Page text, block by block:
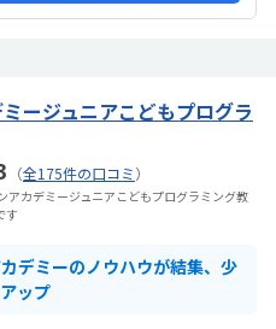
ージュニアこどもプログラ
（全175件の口コミ）
カデミージュニアこどもプログラミング教
す
デミーのノウハウが結集、少
ップ